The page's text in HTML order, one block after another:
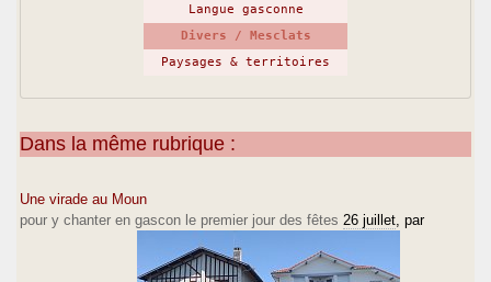
Langue gasconne
Divers / Mesclats
Paysages & territoires
Dans la même rubrique :
Une virade au Moun
pour y chanter en gascon le premier jour des fêtes 26 juillet , par